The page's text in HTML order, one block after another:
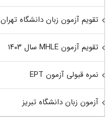
تقویم آزمون زبان دانشگاه تهران ۱۴۰۳
تقویم آزمون MHLE سال ۱۴۰۳
نمره قبولی آزمون EPT
آزمون زبان دانشگاه تبریز